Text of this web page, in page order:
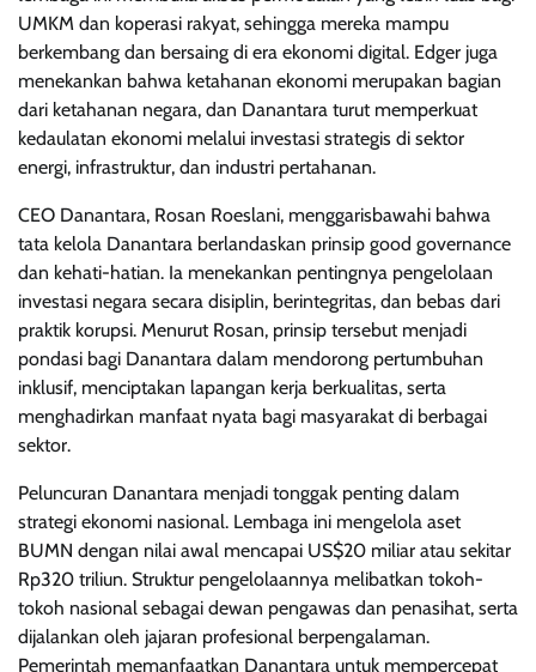
UMKM dan koperasi rakyat, sehingga mereka mampu
berkembang dan bersaing di era ekonomi digital. Edger juga
menekankan bahwa ketahanan ekonomi merupakan bagian
dari ketahanan negara, dan Danantara turut memperkuat
kedaulatan ekonomi melalui investasi strategis di sektor
energi, infrastruktur, dan industri pertahanan.
CEO Danantara, Rosan Roeslani, menggarisbawahi bahwa
tata kelola Danantara berlandaskan prinsip good governance
dan kehati-hatian. Ia menekankan pentingnya pengelolaan
investasi negara secara disiplin, berintegritas, dan bebas dari
praktik korupsi. Menurut Rosan, prinsip tersebut menjadi
pondasi bagi Danantara dalam mendorong pertumbuhan
inklusif, menciptakan lapangan kerja berkualitas, serta
menghadirkan manfaat nyata bagi masyarakat di berbagai
sektor.
Peluncuran Danantara menjadi tonggak penting dalam
strategi ekonomi nasional. Lembaga ini mengelola aset
BUMN dengan nilai awal mencapai US$20 miliar atau sekitar
Rp320 triliun. Struktur pengelolaannya melibatkan tokoh-
tokoh nasional sebagai dewan pengawas dan penasihat, serta
dijalankan oleh jajaran profesional berpengalaman.
Pemerintah memanfaatkan Danantara untuk mempercepat